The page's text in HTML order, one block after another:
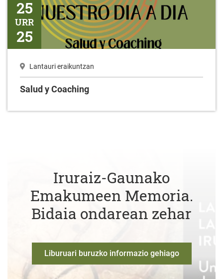
25
URR
25
Lantauri eraikuntzan
Salud y Coaching
Iruraiz-Gaunako
Emakumeen Memoria.
Bidaia ondarean zehar
Liburuari buruzko informazio gehiago